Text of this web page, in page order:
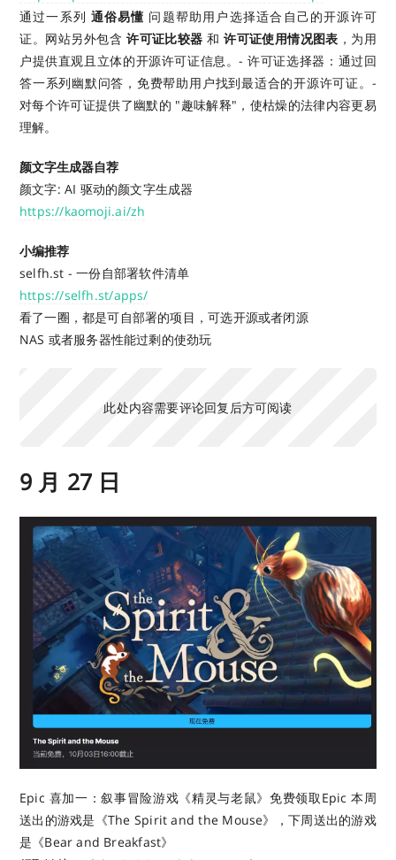
通过一系列通俗易懂 问题帮助用户选择适合自己的开源许可
证。网站另外包含许可证比较器 和许可证使用情况图表 ，为用
户提供直观且立体的开源许可证信息。- 许可证选择器：通过回
答一系列幽默问答，免费帮助用户找到最适合的开源许可证。-
对每个许可证提供了幽默的 "趣味解释"，使枯燥的法律内容更易
理解。
颜文字生成器自荐
颜文字: AI 驱动的颜文字生成器
https://kaomoji.ai/zh
小编推荐
selfh.st - 一份自部署软件清单
https://selfh.st/apps/
看了一圈，都是可自部署的项目，可选开源或者闭源
NAS 或者服务器性能过剩的使劲玩
此处内容需要评论回复后方可阅读
9 月 27 日
Epic 喜加一：叙事冒险游戏《精灵与老鼠》免费领取 Epic 本周
送出的游戏是《The Spirit and the Mouse》，下周送出的游戏
是《Bear and Breakfast》